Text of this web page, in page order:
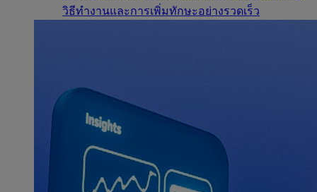
วิธีทำงานและการเพิ่มทักษะอย่างรวดเร็ว